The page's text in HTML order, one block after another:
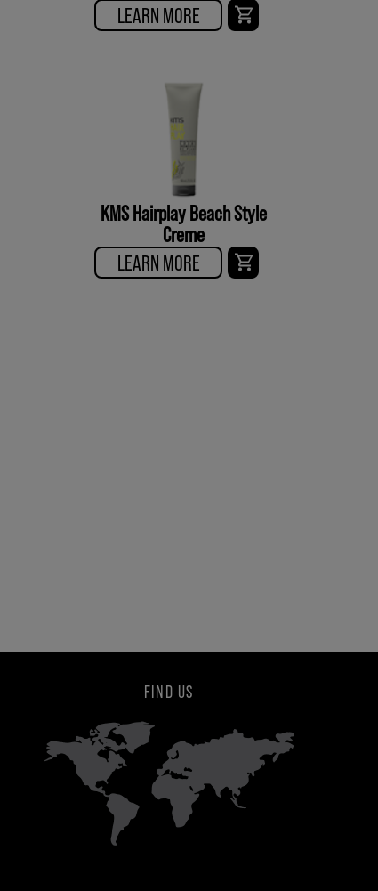
LEARN MORE
KMS Hairplay Beach Style
Creme
LEARN MORE
FIND US